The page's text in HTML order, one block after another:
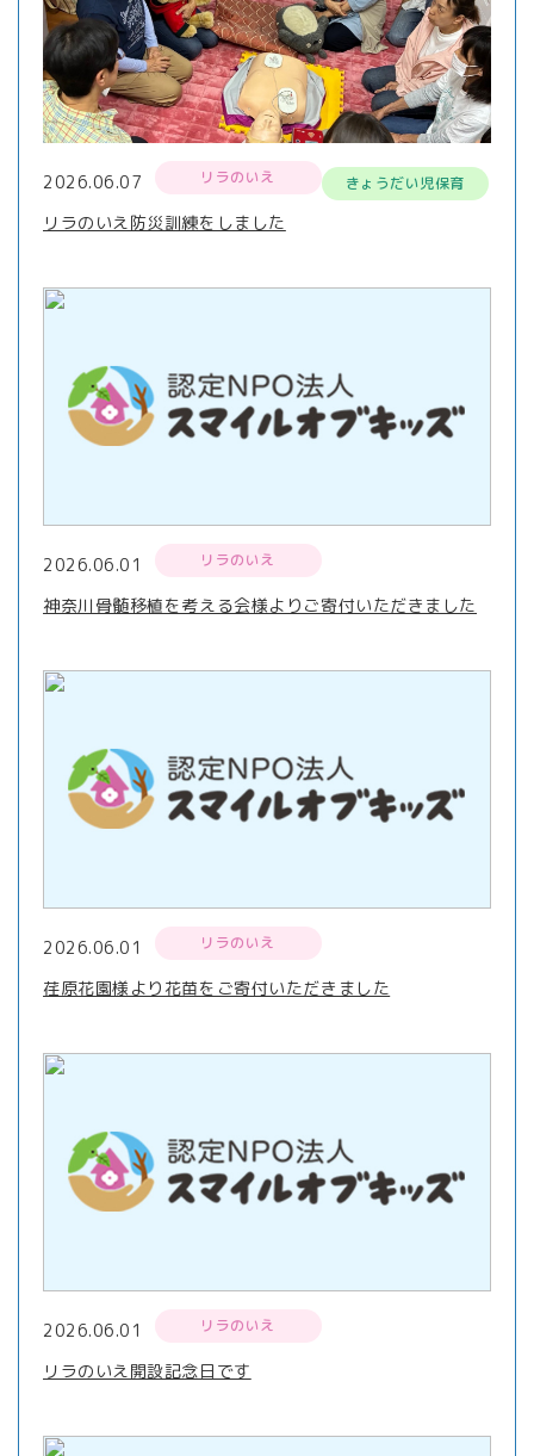
2026.06.07 リラのいえ きょうだい児保育
リラのいえ防災訓練をしました
2026.06.01 リラのいえ
神奈川骨髄移植を考える会様よりご寄付いただきました
2026.06.01 リラのいえ
荏原花園様より花苗をご寄付いただきました
2026.06.01 リラのいえ
リラのいえ開設記念日です